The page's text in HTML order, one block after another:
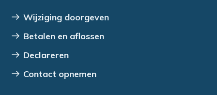
Wijziging doorgeven
Betalen en aflossen
Declareren
Contact opnemen